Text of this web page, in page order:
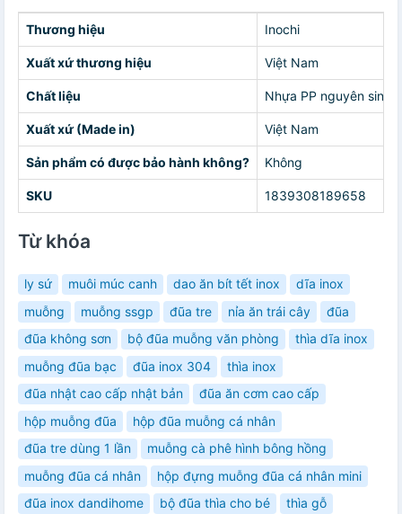
Thương hiệu Inochi
Xuất xứ thương hiệu Việt Nam
Chất liệu Nhựa PP nguyên sinh
Xuất xứ (Made in) Việt Nam
Sản phẩm có được bảo hành không? Không
SKU 1839308189658
Từ khóa
ly sứ muôi múc canh dao ăn bít tết inox
dĩa inox
muỗng
muỗng ssgp đũa tre nỉa ăn trái cây
đũa
đũa không sơn
bộ đũa muỗng văn phòng
thìa dĩa inox
muỗng đũa bạc
đũa inox 304
thìa inox
đũa nhật cao cấp nhật bản
đũa ăn cơm cao cấp
hộp muỗng đũa
hộp đũa muỗng cá nhân
đũa tre dùng 1 lần
muỗng cà phê hình bông hồng
muỗng đũa cá nhân
hộp đựng muỗng đũa cá nhân mini
đũa inox dandihome
bộ đũa thìa cho bé
thìa gỗ